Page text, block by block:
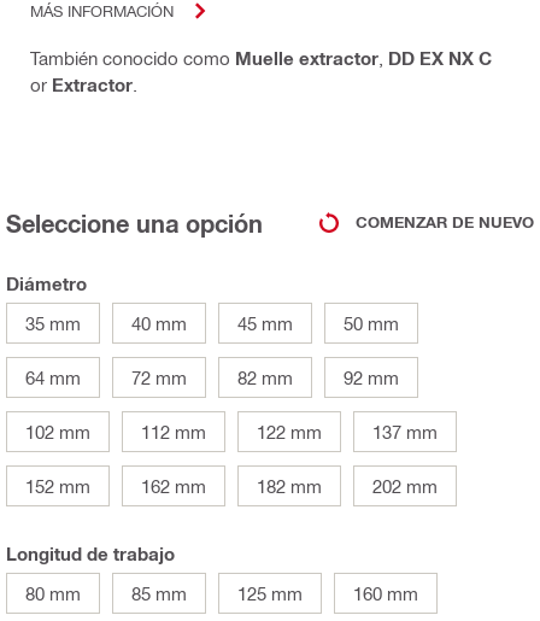
MÁS INFORMACIÓN
También conocido como Muelle extractor DD EX NX C
or Extractor
Seleccione una opción COMENZAR DE NUEVO
Diámetro
35 mm
40 mm 45 mm 50 mm
64 mm 72 mm 82 mm 92 mm
102 mm 112 mm 122 mm 137 mm
152 mm 162 mm 182 mm 202 mm
Longitud de trabajo
80 mm
85 mm 125 mm 160 mm